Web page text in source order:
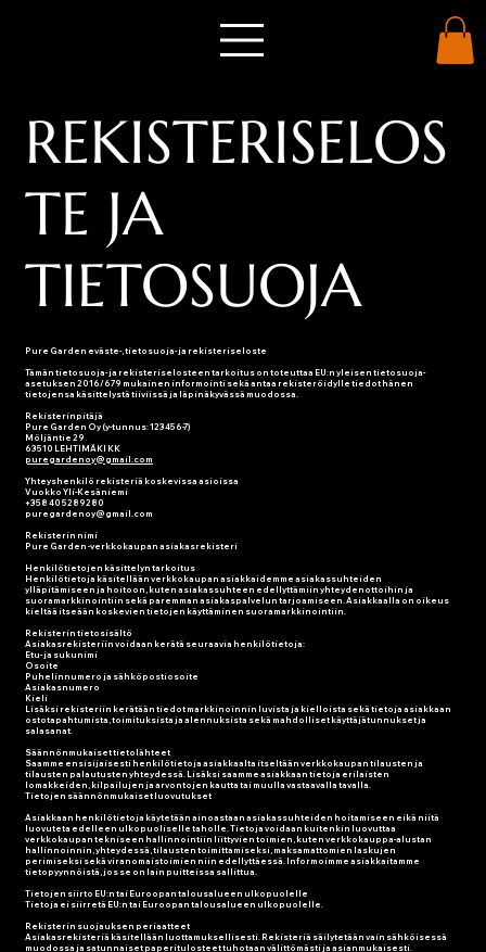
REKISTERISELOS
TE JA
TIETOSUOJA
Pure Garden eväste-, tietosuoja- ja rekisteriseloste
Tämän tietosuoja- ja rekisteriselosteen tarkoitus on toteuttaa EU:n yleisen tietosuoja-
asetuksen 2016/679 mukainen informointi sekä antaa rekisteröidylle tiedot hänen
tietojensa käsittelystä tiiviissä ja läpinäkyvässä muodossa.
Rekisterinpitäjä
Pure Garden Oy (y-tunnus: 123456-7)
Möljäntie 29
63510 LEHTIMÄKI KK
puregardenoy@gmail.com
Yhteyshenkilö rekisteriä koskevissa asioissa
Vuokko Yli-Kesäniemi
+358 40 5289280
puregardenoy@gmail.com
Rekisterin nimi
Pure Garden -verkkokaupan asiakasrekisteri
Henkilötietojen käsittelyn tarkoitus
Henkilötietoja käsitellään verkkokaupan asiakkaidemme asiakassuhteiden
ylläpitämiseen ja hoitoon, kuten asiakassuhteen edellyttämiin yhteydenottoihin ja
suoramarkkinointiin sekä paremman asiakaspalvelun tarjoamiseen. Asiakkaalla on oikeus
kieltää itseään koskevien tietojen käyttäminen suoramarkkinointiin.
Rekisterin tietosisältö
Asiakasrekisteriin voidaan kerätä seuraavia henkilötietoja:
Etu- ja sukunimi
Osoite
Puhelinnumero ja sähköpostiosoite
Asiakasnumero
Kieli
Lisäksi rekisteriin kerätään tiedot markkinoinnin luvista ja kielloista sekä tietoja asiakkaan
ostotapahtumista, toimituksista ja alennuksista sekä mahdolliset käyttäjätunnukset ja
salasanat.
Säännönmukaiset tietolähteet
Saamme ensisijaisesti henkilötietoja asiakkaalta itseltään verkkokaupan tilausten ja
tilausten palautusten yhteydessä. Lisäksi saamme asiakkaan tietoja erilaisten
lomakkeiden, kilpailujen ja arvontojen kautta tai muulla vastaavalla tavalla.
Tietojen säännönmukaiset luovutukset
Asiakkaan henkilötietoja käytetään ainoastaan asiakassuhteiden hoitamiseen eikä niitä
luovuteta edelleen ulkopuoliselle taholle. Tietoja voidaan kuitenkin luovuttaa
verkkokaupan tekniseen hallinnointiin liittyvien toimien, kuten verkkokauppa-alustan
hallinnoinnin, yhteydessä, tilausten toimittamiseksi, maksamattomien laskujen
perimiseksi sekä viranomaistoimien niin edellyttäessä. Informoimme asiakkaitamme
tietopyynnöistä, jos se on lain puitteissa sallittua.
Tietojen siirto EU:n tai Euroopan talousalueen ulkopuolelle
Tietoja ei siirretä EU:n tai Euroopan talousalueen ulkopuolelle.
Rekisterin suojauksen periaatteet
Asiakasrekisteriä käsitellään luottamuksellisesti. Rekisteriä säilytetään vain sähköisessä
muodossa ja satunnaiset paperitulosteet tuhotaan välittömästi ja asianmukaisesti.